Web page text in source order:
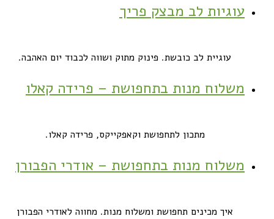
עוגיות לב מבצק פריך
עוגיית לב כובשת. פינוק מתוק ושווה לכבוד יום האהבה.
משלוח מנות בתחפושת – פרידה קאלו
מתכון לתחפושת וקאפקייקס, פרידה קאלו.
משלוח מנות בתחפושת – אודרי הפבורן
איך מכינים תחפושת ומשלוח מנות. מחווה לאודרי הפבורן